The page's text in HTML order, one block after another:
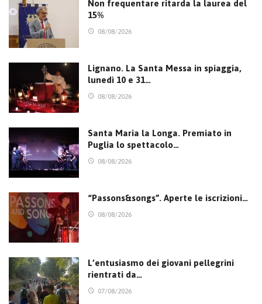
Non frequentare ritarda la laurea del
15%
08/08/2026
Lignano. La Santa Messa in spiaggia,
lunedì 10 e 31…
08/08/2026
Santa Maria la Longa. Premiato in
Puglia lo spettacolo…
08/08/2026
“Passons&songs”. Aperte le iscrizioni…
08/08/2026
L’entusiasmo dei giovani pellegrini
rientrati da…
07/08/2026